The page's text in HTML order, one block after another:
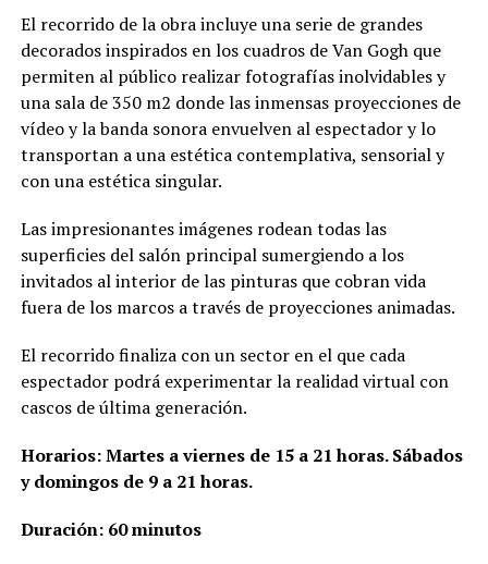
El recorrido de la obra incluye una serie de grandes
decorados inspirados en los cuadros de Van Gogh que
permiten al público realizar fotografías inolvidables y
una sala de 350 m2 donde las inmensas proyecciones de
vídeo y la banda sonora envuelven al espectador y lo
transportan a una estética contemplativa, sensorial y
con una estética singular.
Las impresionantes imágenes rodean todas las
superficies del salón principal sumergiendo a los
invitados al interior de las pinturas que cobran vida
fuera de los marcos a través de proyecciones animadas.
El recorrido finaliza con un sector en el que cada
espectador podrá experimentar la realidad virtual con
cascos de última generación.
Horarios: Martes a viernes de 15 a 21 horas. Sábados
y domingos de 9 a 21 horas.
Duración: 60 minutos